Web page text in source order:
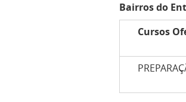
Bairros do
Cursos